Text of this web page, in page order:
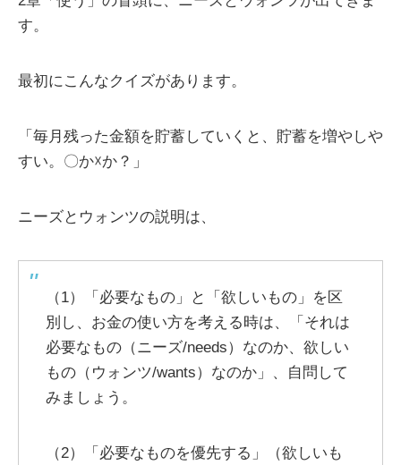
す。
最初にこんなクイズがあります。
「毎月残った金額を貯蓄していくと、貯蓄を増やしや
すい。〇か☓か？」
ニーズとウォンツの説明は、
（1）「必要なもの」と「欲しいもの」を区
別し、お金の使い方を考える時は、「それは
必要なもの（ニーズ/needs）なのか、欲しい
もの（ウォンツ/wants）なのか」、自問して
みましょう。
（2）「必要なものを優先する」（欲しいも